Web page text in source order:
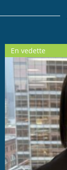
En vedette